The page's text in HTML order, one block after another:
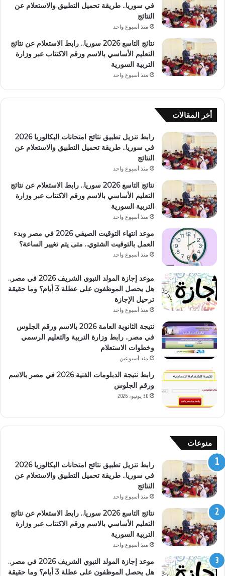
في سوريا.. طريقة تحميل التطبيق والاستعلام عن
النتائج
منذ أسبوع واحد
نتائج التاسع 2026 سوريا.. رابط الاستعلام عن نتائج
التعليم الأساسي بالاسم ورقم الاكتتاب عبر وزارة
التربية السورية
منذ أسبوع واحد
أخر المقالات
رابط تنزيل تطبيق نتائج امتحانات البكالوريا 2026
في سوريا.. طريقة تحميل التطبيق والاستعلام عن
النتائج
منذ أسبوع واحد
نتائج التاسع 2026 سوريا.. رابط الاستعلام عن نتائج
التعليم الأساسي بالاسم ورقم الاكتتاب عبر وزارة
التربية السورية
منذ أسبوع واحد
موعد انتهاء التوقيت الصيفي 2026 في مصر وبدء
العمل بالتوقيت الشتوي.. متى يتم تغيير الساعة؟
منذ أسبوع واحد
موعد إجازة المولد النبوي الشريف 2026 في مصر..
هل يحصل الموظفون على عطلة 3 أيام؟ وما حقيقة
ترحيل الإجازة
منذ أسبوع واحد
نتيجة الثانوية العامة 2026 بالاسم ورقم الجلوس
في مصر.. رابط وزارة التربية والتعليم الرسمي
وخطوات الاستعلام
منذ أسبوعين
رابط نتيجة الدبلومات الفنية 2026 في مصر بالاسم
ورقم الجلوس
30 يونيو، 2026
منوعات
رابط تنزيل تطبيق نتائج امتحانات البكالوريا 2026
في سوريا.. طريقة تحميل التطبيق والاستعلام عن
النتائج
منذ أسبوع واحد
نتائج التاسع 2026 سوريا.. رابط الاستعلام عن نتائج
التعليم الأساسي بالاسم ورقم الاكتتاب عبر وزارة
التربية السورية
منذ أسبوع واحد
موعد إجازة المولد النبوي الشريف 2026 في مصر..
هل يحصل الموظفون على عطلة 3 أيام؟ وما حقيقة